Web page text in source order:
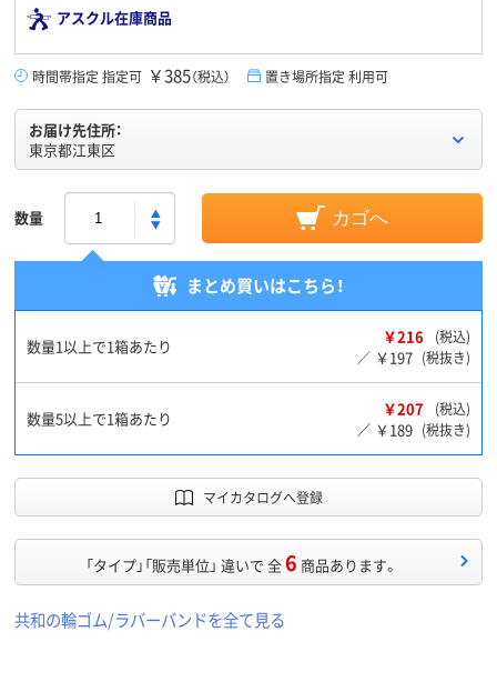
アスクル在庫商品
時間帯指定 指定可 ￥385（税込） 置き場所指定 利用可
お届け先住所：
東京都江東区
数量 カゴへ
まとめ買いはこちら！
数量1以上で1箱あたり ￥216
(税込)
／ ￥197 (税抜き)
数量5以上で1箱あたり ￥207
(税込)
／ ￥189 (税抜き)
マイカタログへ登録
「タイプ」「販売単位」 違いで 全6 商品あります。
共和の輪ゴム/ラバーバンドを全て見る